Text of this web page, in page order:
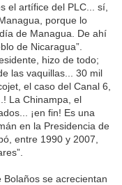
el artífice del PLC... sí,
porque lo
de Managua. De ahí
de Nicaragua”.
hizo de todo;
las vaquillas... 30 mil
el caso del Canal 6,
La Chinampa, el
¡en fin! Es una
en la Presidencia de
entre 1990 y 2007,
se acrecientan